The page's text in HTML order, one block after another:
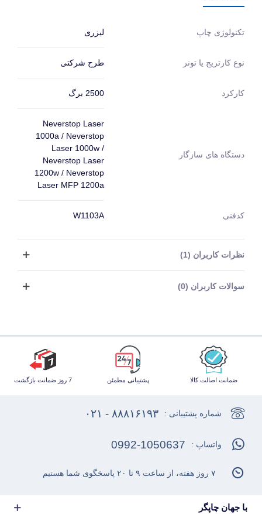
تکنولوژی چاپ لیزری
نوع کارتریج یا تونر طرح شرکتی
کارکرد 2500 برگ
دستگاه های سازگار
Neverstop Laser
1000a / Neverstop
Laser 1000w /
Neverstop Laser
1200w / Neverstop
Laser MFP 1200a
کدفنی W1103A
نظرات کاربران (1)
سوالات کاربران (0)
ضمانت اصالت کالا پشتیبانی مطمئن 7 روز ضمانت بازگشت
با جهان چاپگر
شماره پشتیبانی : ۸۸۸۱۶۱۹۳ - ۰۲۱
واتساپ : 0992-1050637
۷ روز هفته، از ساعت ۹ تا ۲۰ پاسخگوی شما هستیم